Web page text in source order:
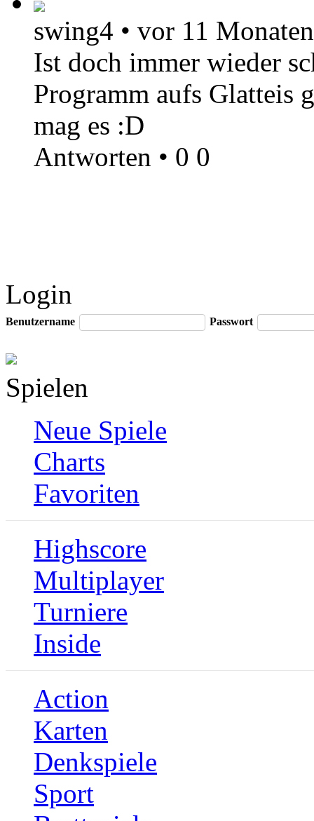
swing4 • vor 11 Monaten
Ist doch immer wieder
Programm aufs Glatteis
mag es :D
Antworten • 0 0
Login
Benutzername Passwort
Spielen
Neue Spiele
Charts
Favoriten
Highscore
Multiplayer
Turniere
Inside
Action
Karten
Denkspiele
Sport